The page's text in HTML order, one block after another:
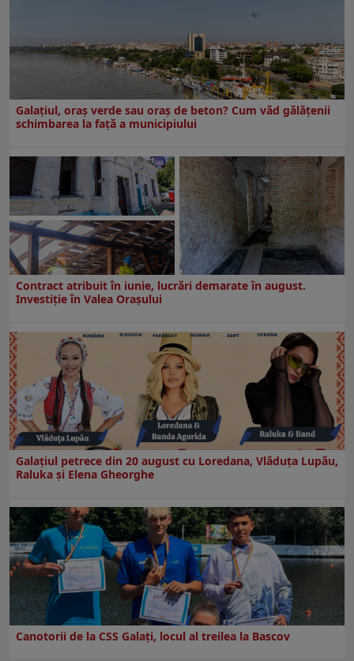
Galațiul, oraș verde sau oraș de beton? Cum văd gălățenii
schimbarea la față a municipiului
Contract atribuit în iunie, lucrări demarate în august.
Investiţie în Valea Oraşului
Galaţiul petrece din 20 august cu Loredana, Vlăduța Lupău,
Raluka și Elena Gheorghe
Canotorii de la CSS Galați, locul al treilea la Bascov